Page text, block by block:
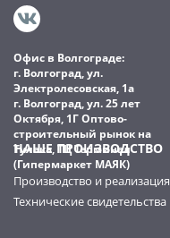
Офис в Волгограде:
г. Волгоград, ул.
Электролесовская, 1а
г. Волгоград, ул. 25 лет
Октября, 1Г Оптово-
строительный рынок на
Тулака, ТЦ Терминал
(Гипермаркет МАЯК)
НАШЕ ПРОИЗВОДСТВО
Производство и реализация
Технические свидетельства